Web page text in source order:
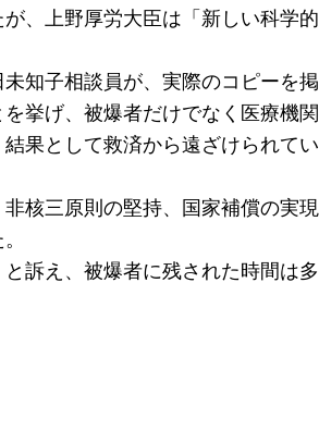
、上野厚労大臣は「新しい科学
知子相談員が、実際のコピーを
挙げ、被爆者だけでなく医療機
果として救済から遠ざけられて
核三原則の堅持、国家補償の実
訴え、被爆者に残された時間は